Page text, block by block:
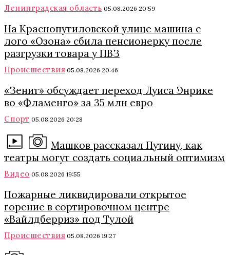
Ленинградская область 05.08.2026 20:59
На Краснопутиловской улице машина с
лого «Озона» сбила пенсионерку после
разгрузки товара у ПВЗ
Происшествия 05.08.2026 20:46
«Зенит» обсуждает переход Луиса Энрике
во «Фламенго» за 35 млн евро
Спорт 05.08.2026 20:28
Машков рассказал Путину, как
театры могут создать социальный оптимизм
Видео 05.08.2026 19:55
Пожарные ликвидировали открытое
горение в сортировочном центре
«Вайлдберриз» под Тулой
Происшествия 05.08.2026 19:27